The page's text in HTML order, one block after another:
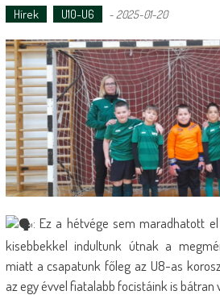
Hírek U10-U6 - 2025-01-20
: Ez a hétvége sem maradhatott
kisebbekkel indultunk útnak a
miatt a csapatunk főleg az U8-as
az egy évvel fiatalabb focistáink is bátran